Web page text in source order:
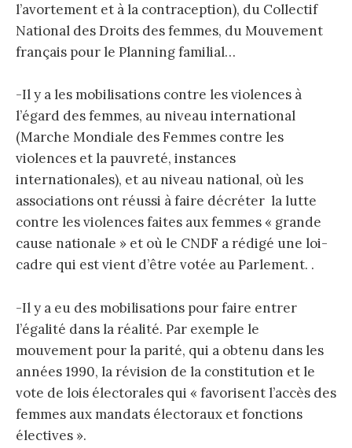
l’avortement et à la contraception), du Collectif
National des Droits des femmes, du Mouvement
français pour le Planning familial…
-Il y a les mobilisations contre les violences à
l’égard des femmes, au niveau international
(Marche Mondiale des Femmes contre les
violences et la pauvreté, instances
internationales), et au niveau national, où les
associations ont réussi à faire décréter la lutte
contre les violences faites aux femmes « grande
cause nationale » et où le CNDF a rédigé une loi-
cadre qui est vient d’être votée au Parlement. .
-Il y a eu des mobilisations pour faire entrer
l’égalité dans la réalité. Par exemple le
mouvement pour la parité, qui a obtenu dans les
années 1990, la révision de la constitution et le
vote de lois électorales qui « favorisent l’accès des
femmes aux mandats électoraux et fonctions
électives ».